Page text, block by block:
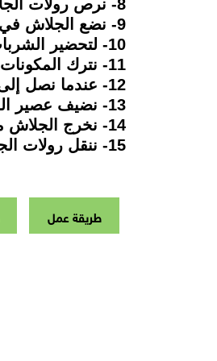
8- نرص رولات الجلاش في صينية واسعة مبطنة بورق الزبدة.
9- نضع الجلاش في الفرن وننتظر حوالي 30 دقيقة، كي ينضج.
10- لتحضير الشربات، نحضر حلة واسعة ونضع فيها السكر والماء والقرفة والفانيليا.
11- نترك المكونات تغلي على النار لعدة دقائق.
12- عندما نصل إلى القوام المثالي، نغلق النار.
13- نضيف عصير الليمون إلى الشربات.
14- نخرج الجلاش من الفرن، ثم نسكب الشربات على وجه الرولات.
15- ننقل رولات الجلاش المحشية في صحن واسع على أن تقدم هذه الحلوى دافئة بألف هنا.
طريقة عمل